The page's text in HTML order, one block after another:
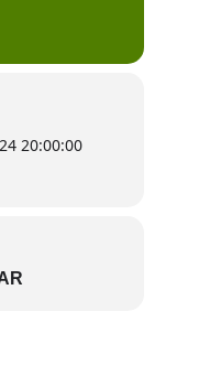
20:00:00